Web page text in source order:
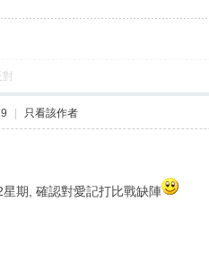
對
只看該作者
期, 確認對愛記打比戰缺陣